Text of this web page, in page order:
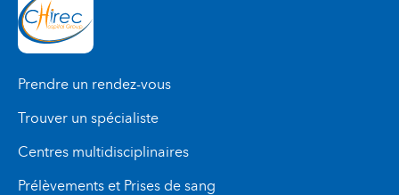
Prendre un rendez-vous
Trouver un spécialiste
Centres multidisciplinaires
Prélèvements et Prises de sang